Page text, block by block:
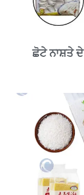
ਛੋਟੇ ਨਾਸ਼ਤੇ